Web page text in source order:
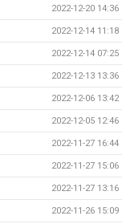
2022-12-20 14:36
2022-12-14 11:18
2022-12-14 07:25
2022-12-13 13:36
2022-12-06 13:42
2022-12-05 12:46
2022-11-27 16:44
2022-11-27 15:06
2022-11-27 13:16
2022-11-26 15:09